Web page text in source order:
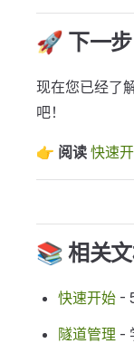
🚀 下一步
现在您已经了
吧！
👉 阅读 快速
📚 相关
快速开始 -
隧道管理 -